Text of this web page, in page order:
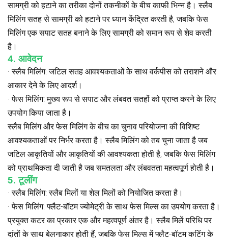
सामग्री को हटाने का तरीका दोनों तकनीकों के बीच काफी भिन्न है। स्लैब
मिलिंग सतह से सामग्री को हटाने पर ध्यान केंद्रित करती है, जबकि फेस
मिलिंग एक सपाट सतह बनाने के लिए सामग्री को समान रूप से शेव करती
है।
4. आवेदन
· स्लैब मिलिंग: जटिल सतह आवश्यकताओं के साथ वर्कपीस को तराशने और
आकार देने के लिए आदर्श।
· फेस मिलिंग: मुख्य रूप से सपाट और लंबवत सतहों को प्राप्त करने के लिए
उपयोग किया जाता है।
स्लैब मिलिंग और फेस मिलिंग के बीच का चुनाव परियोजना की विशिष्ट
आवश्यकताओं पर निर्भर करता है। स्लैब मिलिंग को तब चुना जाता है जब
जटिल आकृतियों और आकृतियों की आवश्यकता होती है, जबकि फेस मिलिंग
को प्राथमिकता दी जाती है जब समतलता और लंबवतता महत्वपूर्ण होती है।
5. टूलींग
· स्लैब मिलिंग: स्लैब मिलों या शेल मिलों को नियोजित करता है।
· फेस मिलिंग: फ्लैट-बॉटम ज्योमेट्री के साथ फेस मिल्स का उपयोग करता है।
प्रयुक्त कटर का प्रकार एक और महत्वपूर्ण अंतर है। स्लैब मिलें परिधि पर
दांतों के साथ बेलनाकार होती हैं, जबकि फेस मिल्स में फ्लैट-बॉटम कटिंग के